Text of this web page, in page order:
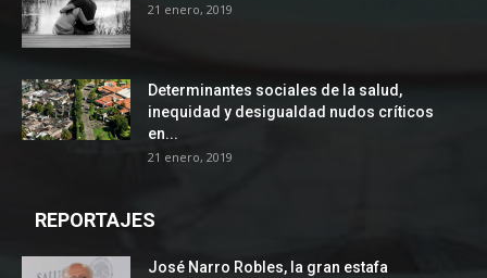
21 enero, 2019
Determinantes sociales de la salud,
inequidad y desigualdad nudos críticos
en...
21 enero, 2019
REPORTAJES
José Narro Robles, la gran estafa